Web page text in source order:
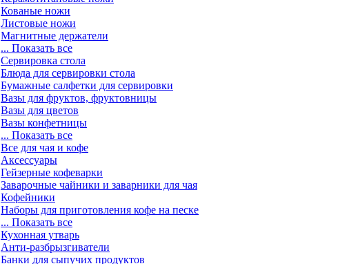
Кованые ножи
Листовые ножи
Магнитные держатели
... Показать все
Сервировка стола
Блюда для сервировки стола
Бумажные салфетки для сервировки
Вазы для фруктов, фруктовницы
Вазы для цветов
Вазы конфетницы
... Показать все
Все для чая и кофе
Аксессуары
Гейзерные кофеварки
Заварочные чайники и заварники для чая
Кофейники
Наборы для приготовления кофе на песке
... Показать все
Кухонная утварь
Анти-разбрызгиватели
Банки для сыпучих продуктов